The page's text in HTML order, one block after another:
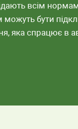
всім
бути
яка спрацює в